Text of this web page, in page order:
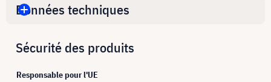
Données techniques
Sécurité des produits
Responsable pour l'UE